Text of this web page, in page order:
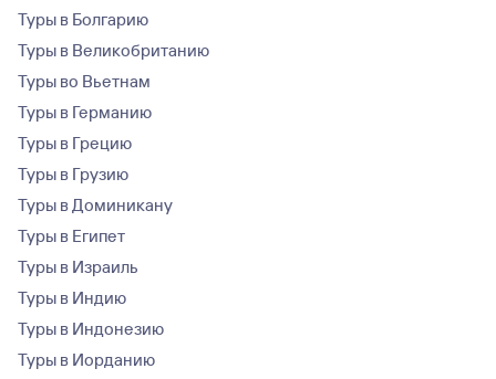
Туры в Болгарию
Туры в Великобританию
Туры во Вьетнам
Туры в Германию
Туры в Грецию
Туры в Грузию
Туры в Доминикану
Туры в Египет
Туры в Израиль
Туры в Индию
Туры в Индонезию
Туры в Иорданию